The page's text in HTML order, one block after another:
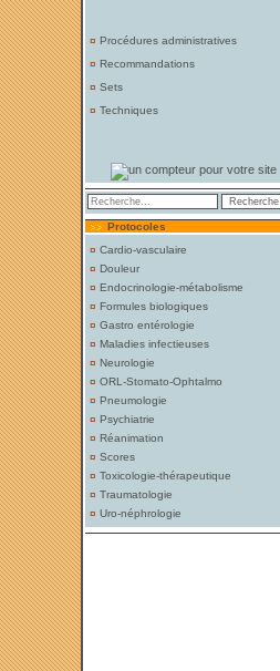
¤ Procédures administratives
¤ Recommandations
¤ Sets
¤ Techniques
Protocoles
¤ Cardio-vasculaire
¤ Douleur
¤ Endocrinologie-métabolisme
¤ Formules biologiques
¤ Gastro entérologie
¤ Maladies infectieuses
¤ Neurologie
¤ ORL-Stomato-Ophtalmo
¤ Pneumologie
¤ Psychiatrie
¤ Réanimation
¤ Scores
¤ Toxicologie-thérapeutique
¤ Traumatologie
¤ Uro-néphrologie